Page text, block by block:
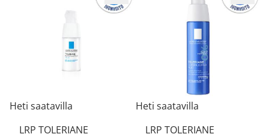
Heti saatavilla
LRP TOLERIANE
Heti saatavilla
LRP TOLERIANE